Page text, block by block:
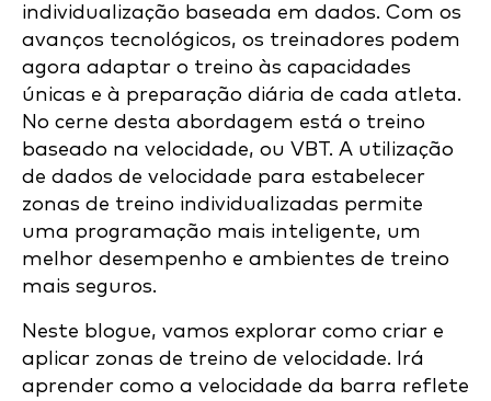
individualização baseada em dados. Com os
avanços tecnológicos, os treinadores podem
agora adaptar o treino às capacidades
únicas e à preparação diária de cada atleta.
No cerne desta abordagem está o treino
baseado na velocidade, ou VBT. A utilização
de dados de velocidade para estabelecer
zonas de treino individualizadas permite
uma programação mais inteligente, um
melhor desempenho e ambientes de treino
mais seguros.
Neste blogue, vamos explorar como criar e
aplicar zonas de treino de velocidade. Irá
aprender como a velocidade da barra reflete